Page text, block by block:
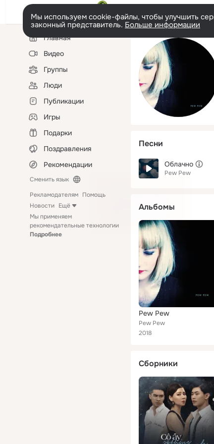
Мы используем cookie-файлы, чтобы улучшить
законный представитель. Больше информации
Левая
колонкаГлавная
Видео
Группы
Люди
Публикации
Игры
Подарки
Поздравления
Рекомендации
Сменить язык
Рекламодателям Помощь
Новости Ещё
Мы применяем
рекомендательные технологии
Подробнее
Песни
Облачно
Pew Pew
Альбомы
Pew Pew
Pew Pew
2018
Сборники